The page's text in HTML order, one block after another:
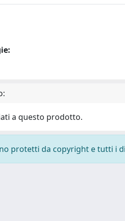
a questo prodotto.
protetti da copyright e tutti i